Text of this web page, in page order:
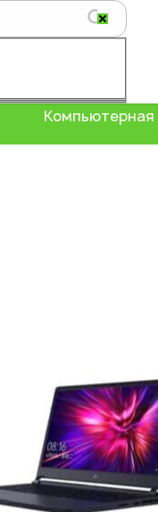
Компьютерная